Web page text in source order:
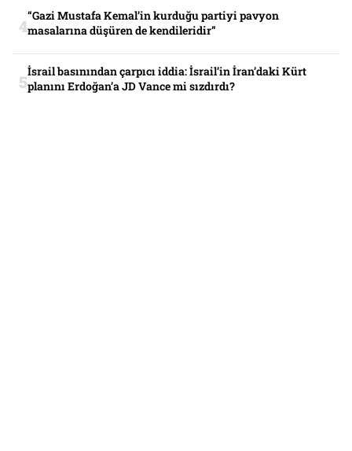
“Gazi Mustafa Kemal’in kurduğu partiyi pavyon
masalarına düşüren de kendileridir”
İsrail basınından çarpıcı iddia: İsrail’in İran’daki Kürt
planını Erdoğan’a JD Vance mi sızdırdı?